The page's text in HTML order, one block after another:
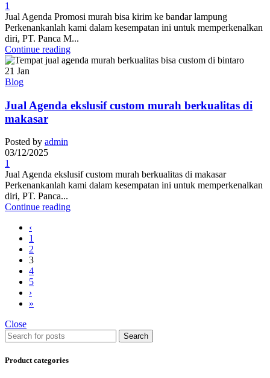
1
Jual Agenda Promosi murah bisa kirim ke bandar lampung
Perkenankanlah kami dalam kesempatan ini untuk memperkenalkan
diri, PT. Panca M...
Continue reading
21 Jan
Blog
Jual Agenda ekslusif custom murah berkualitas di
makasar
Posted by admin
03/12/2025
1
Jual Agenda ekslusif custom murah berkualitas di makasar
Perkenankanlah kami dalam kesempatan ini untuk memperkenalkan
diri, PT. Panca...
Continue reading
‹
1
2
3
4
5
›
»
Close
Search
Product categories